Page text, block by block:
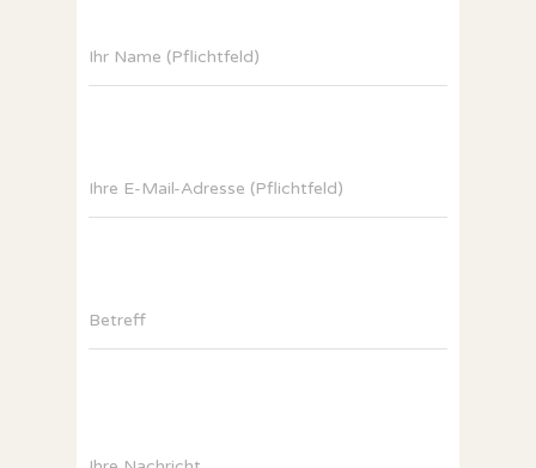
Ihr Name (Pflichtfeld)
Ihre E-Mail-Adresse (Pflichtfeld)
Betreff